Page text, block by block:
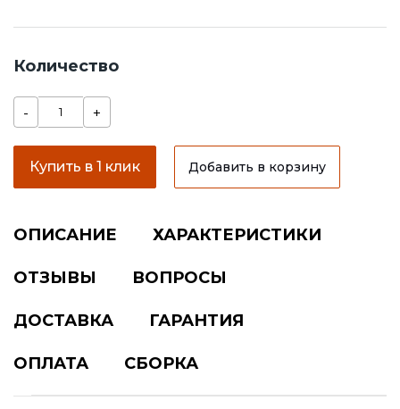
Количество
- +
Купить в 1 клик Добавить в корзину
ОПИСАНИЕ ХАРАКТЕРИСТИКИ
ОТЗЫВЫ ВОПРОСЫ
ДОСТАВКА ГАРАНТИЯ
ОПЛАТА СБОРКА